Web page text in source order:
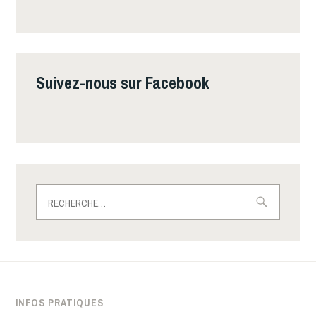
Suivez-nous sur Facebook
INFOS PRATIQUES